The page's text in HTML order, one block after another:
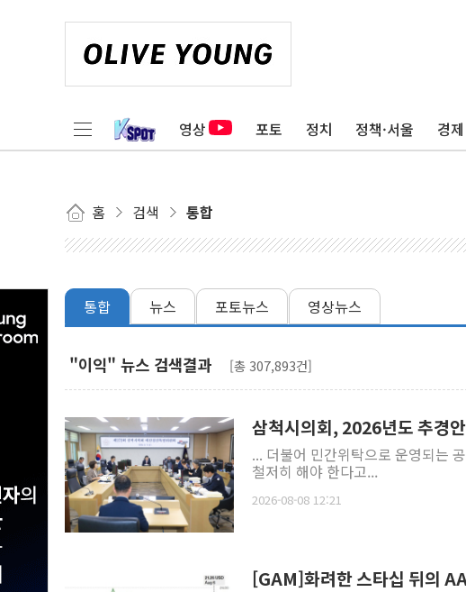
영상 포토 정치 정책·서울 경제
홈 검색 통합
통합 뉴스 포토뉴스 영상뉴스
"이익" 뉴스 검색결과 [총 307,893건]
삼척시의회, 2026년도 추경
... 더불어 민간위탁으로 운영되는
철저히 해야 한다고...
2026-08-08 12:21
[GAM]화려한 스타십 뒤의